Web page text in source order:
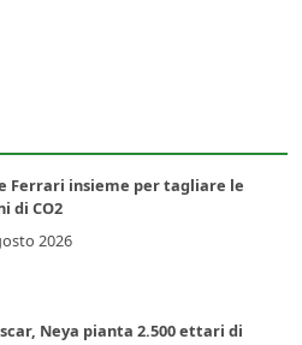
Ferrari insieme per tagliare le
di CO2
2026
Neya pianta 2.500 ettari di